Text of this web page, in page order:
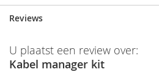
Reviews
U plaatst een review over:
Kabel manager kit